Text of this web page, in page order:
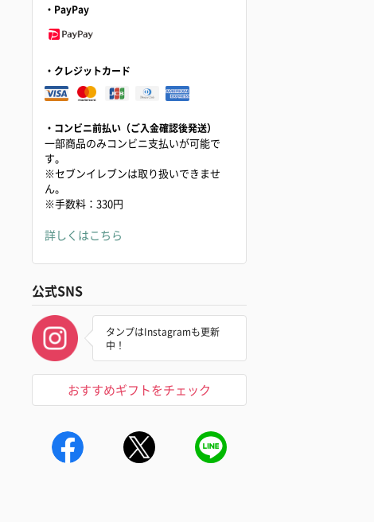
・PayPay
・クレジットカード
・コンビニ前払い（ご入金確認後発送）
一部商品のみコンビニ支払いが可能で
す。
※セブンイレブンは取り扱いできませ
ん。
※手数料：330円
詳しくはこちら
公式SNS
タンプはInstagramも更新
中！
おすすめギフトをチェック